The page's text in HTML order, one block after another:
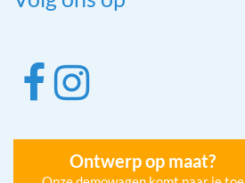
Ontwerp op maat?